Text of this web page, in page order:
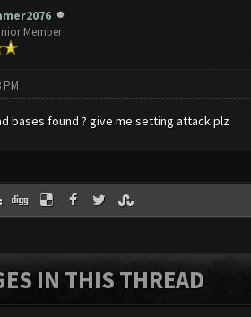
Member
PM
bases found ? give me setting attack plz
IN THIS THREAD